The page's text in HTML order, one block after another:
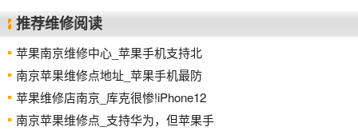
推荐维修阅读
苹果南京维修中心_苹果手机支持北
南京苹果维修点地址_苹果手机最防
苹果维修店南京_库克很惨!iPhone12
南京苹果维修点_支持华为，但苹果手